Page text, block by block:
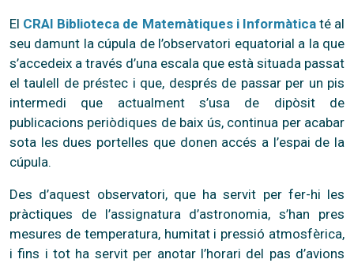
El CRAI Biblioteca de Matemàtiques i Informàticaté al
seu damunt la cúpula de l’observatori equatorial a la que
s’accedeix a través d’una escala que està situada passat
el taulell de préstec i que, després de passar per un pis
intermedi que actualment s’usa de dipòsit de
publicacions periòdiques de baix ús, continua per acabar
sota les dues portelles que donen accés a l’espai de la
cúpula.
Des d’aquest observatori, que ha servit per fer-hi les
pràctiques de l’assignatura d’astronomia, s’han pres
mesures de temperatura, humitat i pressió atmosfèrica,
i fins i tot ha servit per anotar l’horari del pas d’avions